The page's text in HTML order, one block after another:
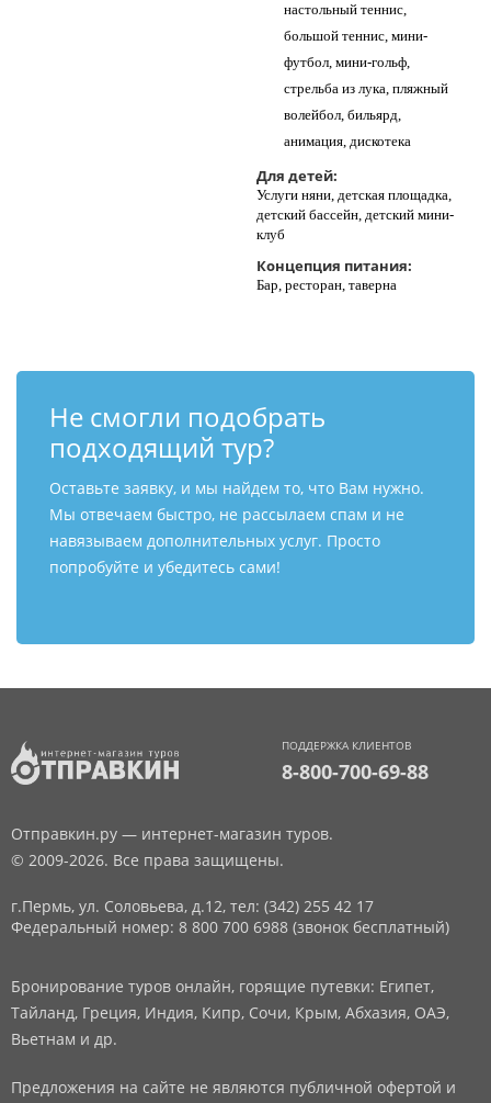
настольный теннис,
большой теннис, мини-
футбол, мини-гольф,
стрельба из лука, пляжный
волейбол, бильярд,
анимация, дискотека
Для детей:
Услуги няни, детская площадка,
детский бассейн, детский мини-
клуб
Концепция питания:
Бар, ресторан, таверна
Не смогли подобрать
подходящий тур?
Оставьте заявку, и мы найдем то, что Вам нужно.
Мы отвечаем быстро, не рассылаем спам и не
навязываем дополнительных услуг. Просто
попробуйте и убедитесь сами!
ПОДДЕРЖКА КЛИЕНТОВ
8-800-700-69-88
Отправкин.ру — интернет-магазин туров.
© 2009-2026. Все права защищены.
г.Пермь, ул. Соловьева, д.12, тел: (342) 255 42 17
Федеральный номер: 8 800 700 6988 (звонок бесплатный)
Бронирование туров онлайн, горящие путевки: Египет,
Тайланд, Греция, Индия, Кипр, Сочи, Крым, Абхазия, ОАЭ,
Вьетнам и др.
Предложения на сайте не являются публичной офертой и